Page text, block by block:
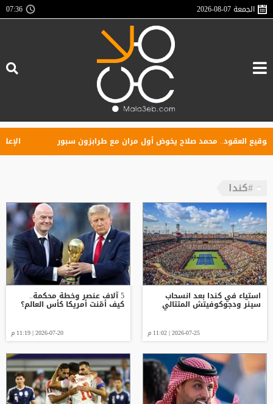
الجمعة2026-08-07
07:36
العقود.. محمد صلاح يخوض أول مران مع طرابزون سبور
#كندا
استياء في كندا بعد انسحاب
سينر ودجوكوفيتش المتتالي
2026-07-25 | 11:02 م
5 آلاف عنصر وخطة محكمة..
كيف أمّنت أمريكا كأس العالم؟
2026-07-20 | 11:19 م